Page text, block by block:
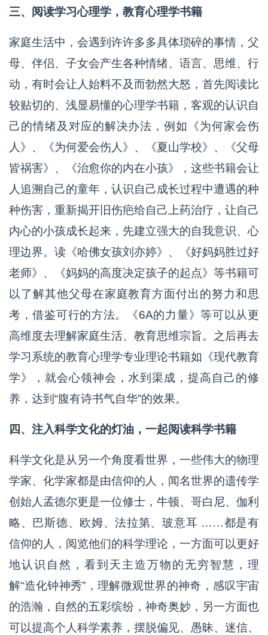
三、阅读学习心理学，教育心理学书籍
家庭生活中，会遇到许许多多具体琐碎的事情，父
母、伴侣、子女会产生各种情绪、语言、思维、行
动，有时会让人始料不及而勃然大怒，首先阅读比
较贴切的、浅显易懂的心理学书籍，客观的认识自
己的情绪及对应的解决办法，例如《为何家会伤
人》、《为何爱会伤人》、《夏山学校》、《父母
皆祸害》、《治愈你的内在小孩》，这些书籍会让
人追溯自己的童年，认识自己成长过程中遭遇的种
种伤害，重新揭开旧伤疤给自己上药治疗，让自己
内心的小孩成长起来，先建立强大的自我意识、心
理边界。读《哈佛女孩刘亦婷》、《好妈妈胜过好
老师》、《妈妈的高度决定孩子的起点》等书籍可
以了解其他父母在家庭教育方面付出的努力和思
考，借鉴可行的方法。《6A的力量》等可以从更
高维度去理解家庭生活、教育思维宗旨。之后再去
学习系统的教育心理学专业理论书籍如《现代教育
学》，就会心领神会，水到渠成，提高自己的修
养，达到“腹有诗书气自华”的效果。
四、注入科学文化的灯油，一起阅读科学书籍
科学文化是从另一个角度看世界，一些伟大的物理
学家、化学家都是由信仰的人，闻名世界的遗传学
创始人孟德尔更是一位修士，牛顿、哥白尼、伽利
略、巴斯德、欧姆、法拉第、玻意耳 ……都是有
信仰的人，阅览他们的科学理论，一方面可以更好
地认识自然，看到天主造万物的无穷智慧，理
解“造化钟神秀”，理解微观世界的神奇，感叹宇宙
的浩瀚，自然的五彩缤纷，神奇奥妙，另一方面也
可以提高个人科学素养，摆脱偏见、愚昧、迷信、